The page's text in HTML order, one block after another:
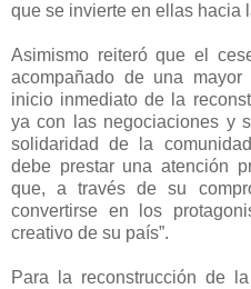
que se invierte en ellas hacia
Asimismo reiteró que el
acompañado de una mayor
inicio inmediato de la
ya con las negociaciones y
solidaridad de la
debe prestar una atención
que, a través de su
convertirse en los
creativo de su país”.
Para la reconstrucción de